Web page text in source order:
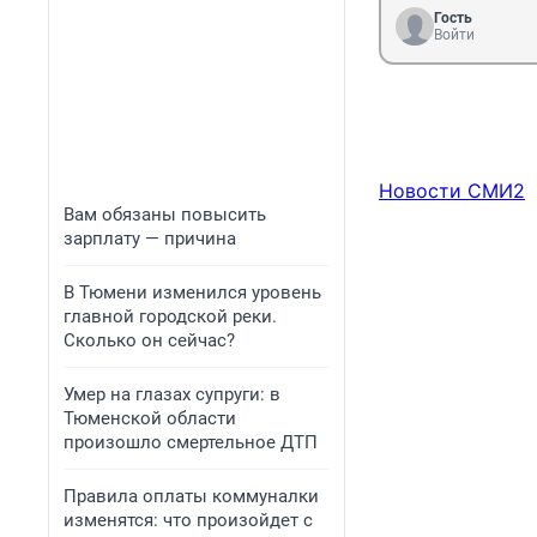
Вам обязаны повысить
зарплату — причина
В Тюмени изменился уровень
главной городской реки.
Сколько он сейчас?
Умер на глазах супруги: в
Тюменской области
произошло смертельное ДТП
Правила оплаты коммуналки
изменятся: что произойдет с
Гость
Войти
Новости СМИ2